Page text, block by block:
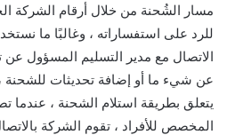
مسار الشُحنة من خلال أرقام الشركة
للرد على استفساراته ، وغالبًا ما
الاتصال مع مدير التسليم المسؤول عن
عن شيء ما أو إضافة تحديثات للشحنة
يتعلق بطريقة استلام الشحنة ، عندما
المخصص للأفراد ، تقوم الشركة